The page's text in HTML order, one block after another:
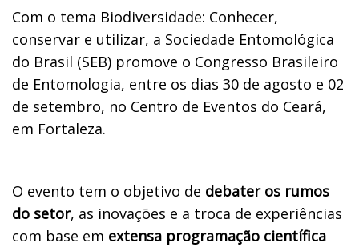
Com o tema Biodiversidade: Conhecer,
conservar e utilizar, a Sociedade Entomológica
do Brasil (SEB) promove o Congresso Brasileiro
de Entomologia, entre os dias 30 de agosto e 02
de setembro, no Centro de Eventos do Ceará,
em Fortaleza.
O evento tem o objetivo de debater os rumos
do setor, as inovações e a troca de experiências
com base em extensa programação científica